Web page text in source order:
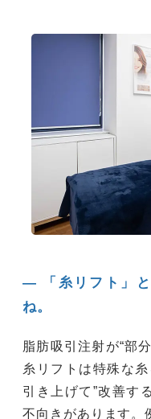
― 「糸リフト」
ね。
脂肪吸引注射が“部
糸リフトは特殊な
引き上げて”改善す
不向きがあります。